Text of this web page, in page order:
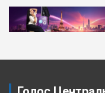
Навигация
по